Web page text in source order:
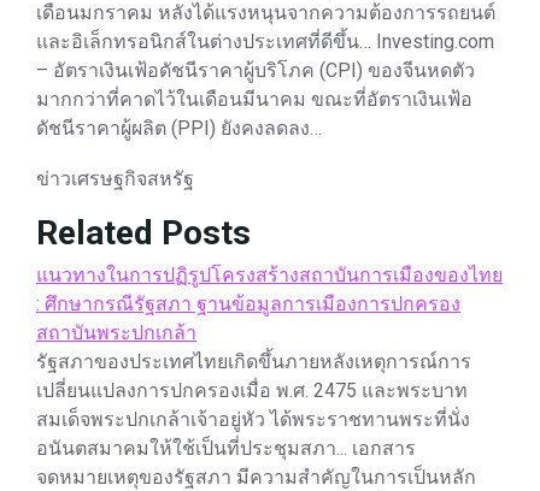
เดือนมกราคม หลังได้แรงหนุนจากความต้องการรถยนต์
และอิเล็กทรอนิกส์ในต่างประเทศที่ดีขึ้น… Investing.com
– อัตราเงินเฟ้อดัชนีราคาผู้บริโภค (CPI) ของจีนหดตัว
มากกว่าที่คาดไว้ในเดือนมีนาคม ขณะที่อัตราเงินเฟ้อ
ดัชนีราคาผู้ผลิต (PPI) ยังคงลดลง…
ข่าวเศรษฐกิจสหรัฐ
Related Posts
แนวทางในการปฏิรูปโครงสร้างสถาบันการเมืองของไทย
: ศึกษากรณีรัฐสภา ฐานข้อมูลการเมืองการปกครอง
สถาบันพระปกเกล้า
รัฐสภาของประเทศไทยเกิดขึ้นภายหลังเหตุการณ์การ
เปลี่ยนแปลงการปกครองเมื่อ พ.ศ. 2475 และพระบาท
สมเด็จพระปกเกล้าเจ้าอยู่หัว ได้พระราชทานพระที่นั่ง
อนันตสมาคมให้ใช้เป็นที่ประชุมสภา... เอกสาร
จดหมายเหตุของรัฐสภา มีความสำคัญในการเป็นหลัก